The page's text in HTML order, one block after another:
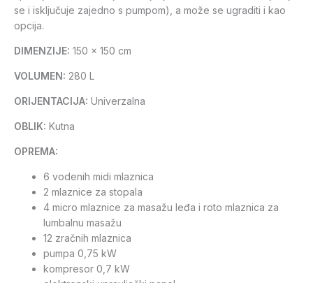
se i isključuje zajedno s pumpom), a može se ugraditi i kao
opcija.
DIMENZIJE: 150 x 150 cm
VOLUMEN: 280 L
ORIJENTACIJA: Univerzalna
OBLIK: Kutna
OPREMA:
6 vodenih midi mlaznica
2 mlaznice za stopala
4 micro mlaznice za masažu leđa i roto mlaznica za
lumbalnu masažu
12 zračnih mlaznica
pumpa 0,75 kW
kompresor 0,7 kW